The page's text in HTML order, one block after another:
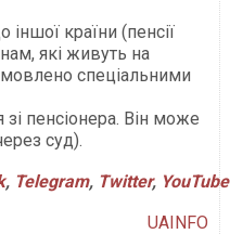
країни (пенсії
які живуть на
спеціальними
пенсіонера. Він може
суд).
, Telegram, Twitter, YouTube
UAINFO